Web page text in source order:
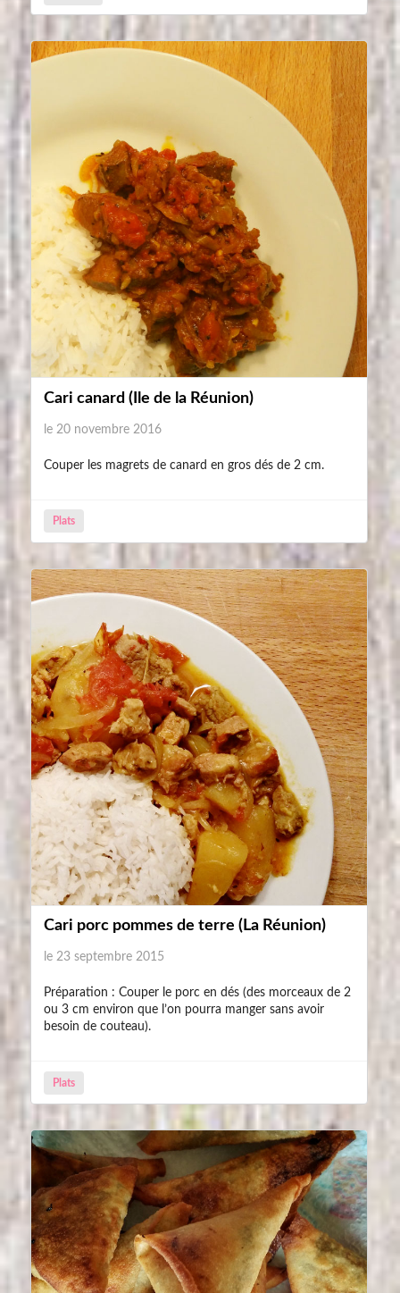
Cari canard (Ile de la Réunion)
le 20 novembre 2016
Couper les magrets de canard en gros dés de 2 cm.
Plats
Cari porc pommes de terre (La Réunion)
le 23 septembre 2015
Préparation : Couper le porc en dés (des morceaux de 2
ou 3 cm environ que l’on pourra manger sans avoir
besoin de couteau).
Plats